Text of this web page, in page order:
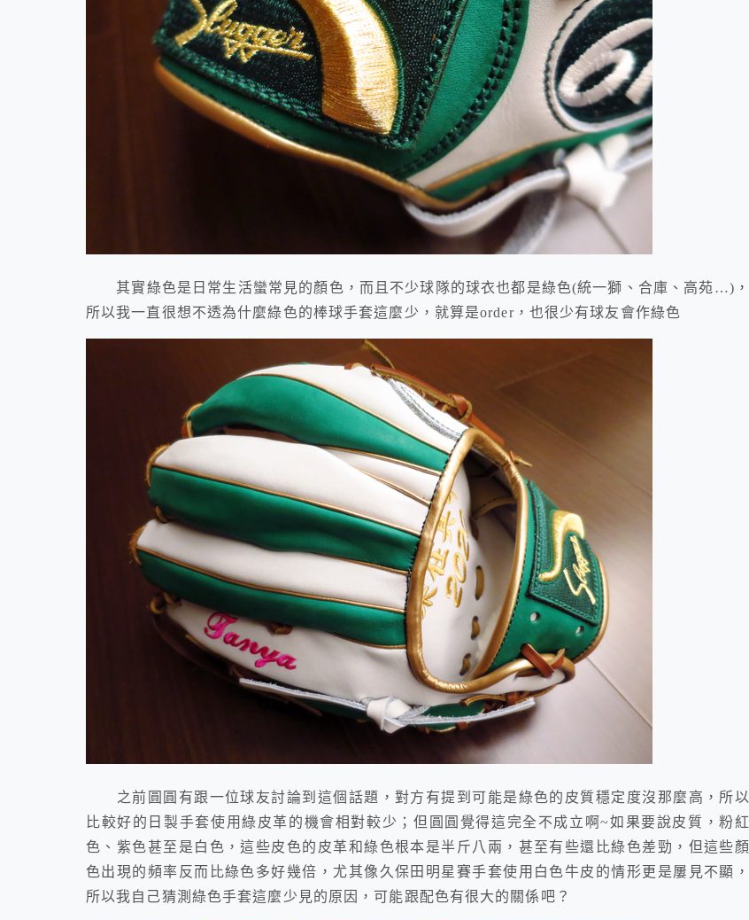
其實綠色是日常生活蠻常見的顏色，而且不少球隊的球衣也都是綠色(統一獅、合庫、高苑…)，
所以我一直很想不透為什麼綠色的棒球手套這麼少，就算是order，也很少有球友會作綠色
之前圓圓有跟一位球友討論到這個話題，對方有提到可能是綠色的皮質穩定度沒那麼高，所以
比較好的日製手套使用綠皮革的機會相對較少；但圓圓覺得這完全不成立啊~如果要說皮質，粉紅
色、紫色甚至是白色，這些皮色的皮革和綠色根本是半斤八兩，甚至有些還比綠色差勁，但這些顏
色出現的頻率反而比綠色多好幾倍，尤其像久保田明星賽手套使用白色牛皮的情形更是屢見不顯，
所以我自己猜測綠色手套這麼少見的原因，可能跟配色有很大的關係吧？